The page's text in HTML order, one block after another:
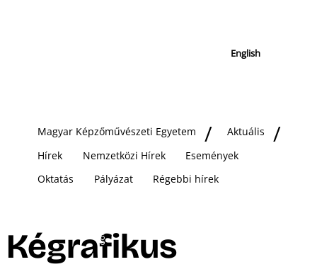
English
Magyar Képzőművészeti Egyetem
Aktuális
Hírek
Nemzetközi Hírek
Események
Oktatás
Pályázat Régebbi hírek
Kégrafikus